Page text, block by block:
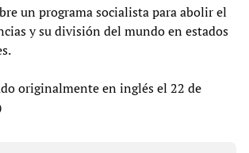
un programa socialista para abolir el
y su división del mundo en estados
originalmente en inglés el 22 de